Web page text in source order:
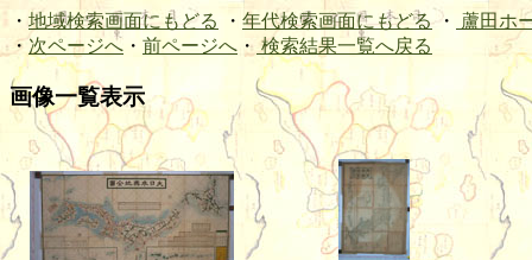
・ 地域検索画面にもどる ・ 年代検索画面にもどる・
蘆田ホ
・次ページへ ・ 前ページへ ・ 検索結果一覧へ戻る
画像一覧表示